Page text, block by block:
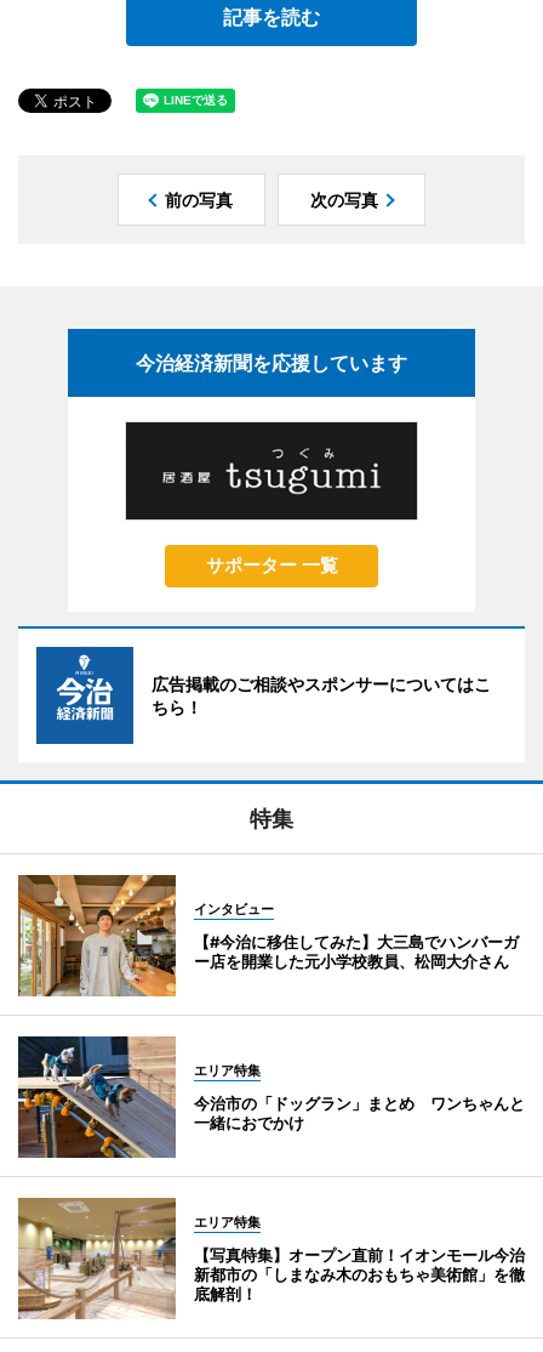
記事を読む
前の写真 次の写真
今治経済新聞を応援しています
サポーター 一覧
広告掲載のご相談やスポンサーについてはこ
ちら！
特集
インタビュー
【#今治に移住してみた】大三島でハンバーガ
ー店を開業した元小学校教員、松岡大介さん
エリア特集
今治市の「ドッグラン」まとめ ワンちゃんと
一緒におでかけ
エリア特集
【写真特集】オープン直前！イオンモール今治
新都市の「しまなみ木のおもちゃ美術館」を徹
底解剖！